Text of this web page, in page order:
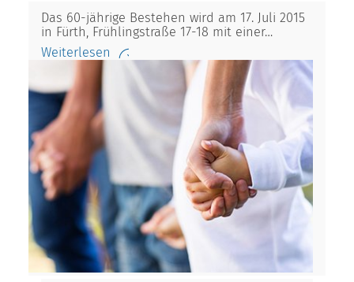
Das 60-jährige Bestehen wird am 17. Juli 2015
in Fürth, Frühlingstraße 17-18 mit einer…
Weiterlesen